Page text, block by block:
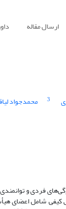
ارسال مقاله
3 محمدجواد
فردی و
شامل اعضای